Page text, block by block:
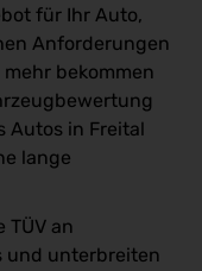
für Ihr Auto,
Anforderungen
bekommen
Autos in Freital
lange
TÜV an
und unterbreiten